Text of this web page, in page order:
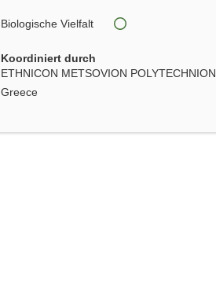
Biologische Vielfalt
Koordiniert durch
ETHNICON METSOVION POLYTECHNION
Greece